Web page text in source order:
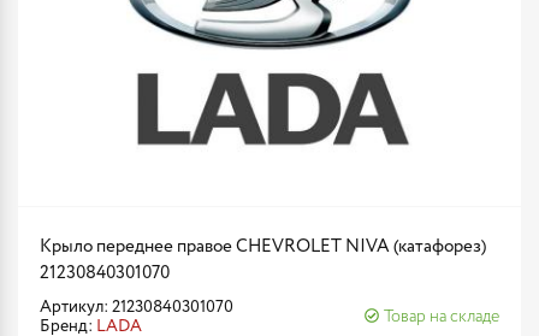
Крыло переднее правое CHEVROLET NIVA (катафорез)
21230840301070
Артикул: 21230840301070
Бренд: LADA
Товар на складе